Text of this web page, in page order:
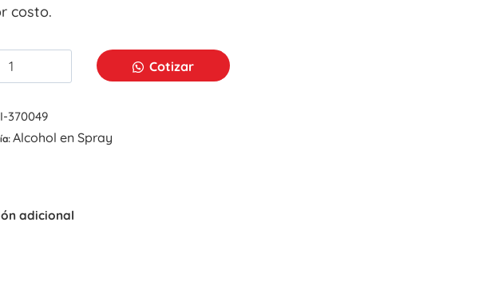
costo.
Cotizar
370049
Alcohol en Spray
adicional